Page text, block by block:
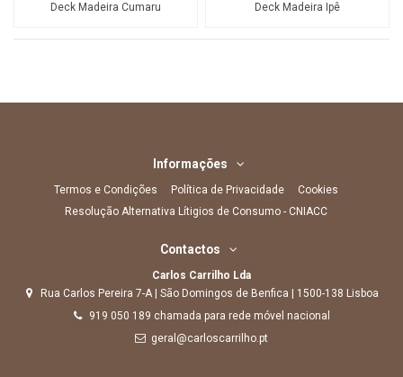
Deck Madeira Cumaru Deck Madeira Ipê
Informações
Termos e Condições Política de Privacidade
Cookies
Resolução Alternativa Lítigios de Consumo - CNIACC
Contactos
Carlos Carrilho Lda
Rua Carlos Pereira 7-A | São Domingos de Benfica | 1500-138 Lisboa
919 050 189 chamada para rede móvel nacional
geral@carloscarrilho.pt